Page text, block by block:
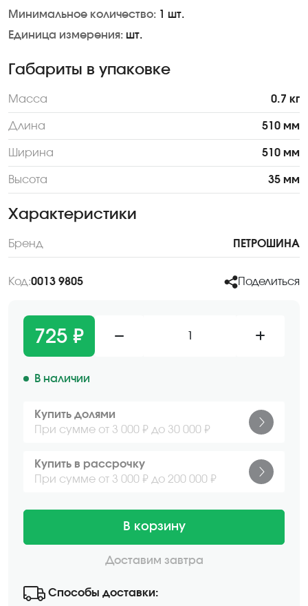
Минимальное количество: 1 шт.
Единица измерения: шт.
Габариты в упаковке
Масса 0.7 кг
Длина 510 мм
Ширина 510 мм
Высота 35 мм
Характеристики
Бренд ПЕТРОШИНА
Код:0013 9805 Поделиться
725 ₽ 1
В наличии
Купить долями
При сумме от 3 000 ₽ до 30 000 ₽
Купить в рассрочку
При сумме от 3 000 ₽ до 200 000 ₽
В корзину
Доставим завтра
Способы доставки: